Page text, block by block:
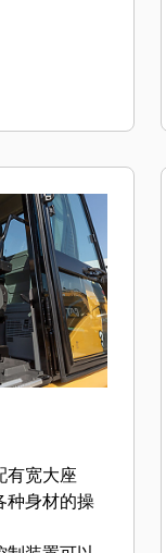
过强化，以
高温环境温
冷启动能
。
在寒冷天气
长部件的使
机受到脏污
收作业现
脂进行密
止碎屑进
的使用寿
有宽大座
种身材的操